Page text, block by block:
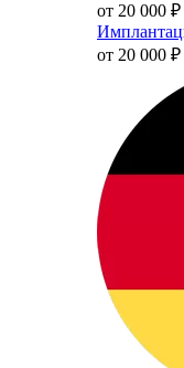
от 20 000 ₽
от 20 000 ₽